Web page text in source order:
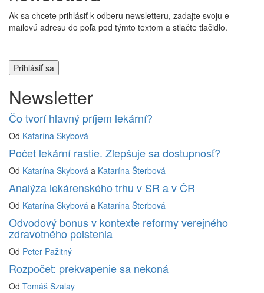
Ak sa chcete prihlásiť k odberu newsletteru, zadajte svoju e-
mailovú adresu do poľa pod týmto textom a stlačte tlačidlo.
Newsletter
Čo tvorí hlavný príjem lekární?
Od Katarína Skybová
Počet lekární rastie. Zlepšuje sa dostupnosť?
Od Katarína Skybová a Katarína Šterbová
Analýza lekárenského trhu v SR a v ČR
Od Katarína Skybová a Katarína Šterbová
Odvodový bonus v kontexte reformy verejného
zdravotného poistenia
Od Peter Pažitný
Rozpočet: prekvapenie sa nekoná
Od Tomáš Szalay